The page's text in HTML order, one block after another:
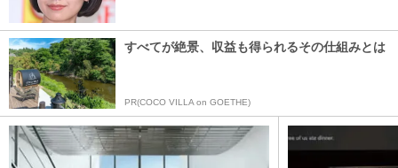
すべてが絶景、収益も得られるその仕組みとは
PR(COCO VILLA on GOETHE)